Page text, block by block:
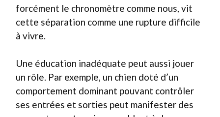
forcément le chronomètre comme nous, vit
cette séparation comme une rupture difficile
à vivre.
Une éducation inadéquate peut aussi jouer
un rôle. Par exemple, un chien doté d’un
comportement dominant pouvant contrôler
ses entrées et sorties peut manifester des